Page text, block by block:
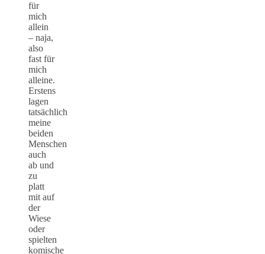
für
mich
allein
– naja,
also
fast für
mich
alleine.
Erstens
lagen
tatsächlich
meine
beiden
Menschen
auch
ab und
zu
platt
mit auf
der
Wiese
oder
spielten
komische